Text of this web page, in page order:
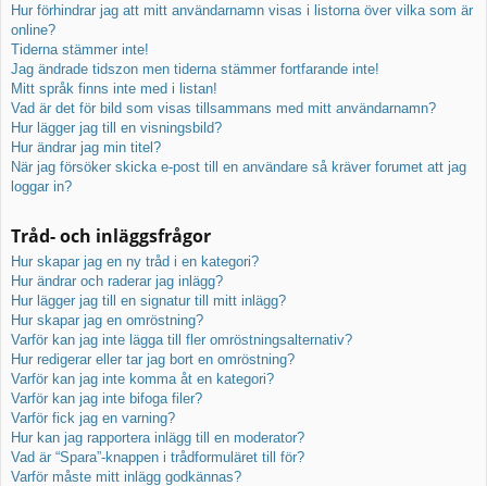
Hur förhindrar jag att mitt användarnamn visas i listorna över vilka som är
online?
Tiderna stämmer inte!
Jag ändrade tidszon men tiderna stämmer fortfarande inte!
Mitt språk finns inte med i listan!
Vad är det för bild som visas tillsammans med mitt användarnamn?
Hur lägger jag till en visningsbild?
Hur ändrar jag min titel?
När jag försöker skicka e-post till en användare så kräver forumet att jag
loggar in?
Tråd- och inläggsfrågor
Hur skapar jag en ny tråd i en kategori?
Hur ändrar och raderar jag inlägg?
Hur lägger jag till en signatur till mitt inlägg?
Hur skapar jag en omröstning?
Varför kan jag inte lägga till fler omröstningsalternativ?
Hur redigerar eller tar jag bort en omröstning?
Varför kan jag inte komma åt en kategori?
Varför kan jag inte bifoga filer?
Varför fick jag en varning?
Hur kan jag rapportera inlägg till en moderator?
Vad är “Spara”-knappen i trådformuläret till för?
Varför måste mitt inlägg godkännas?